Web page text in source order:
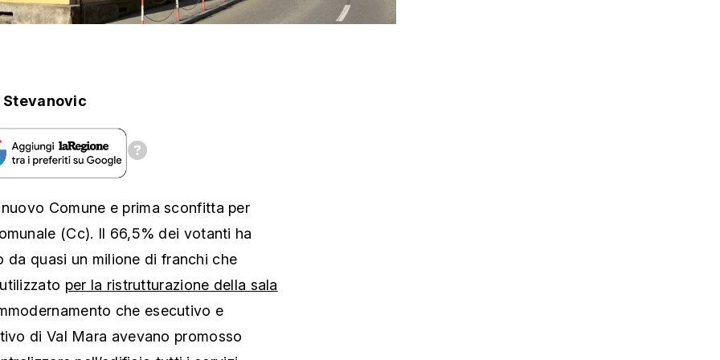
Stevanovic
Comune e prima sconfitta per
(Cc). Il 66,5% dei votanti ha
quasi un milione di franchi che
per la ristrutturazione della sala
che esecutivo e
di Val Mara avevano promosso